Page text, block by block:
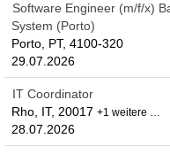
Software Engineer (m/f/x)
System (Porto)
Porto, PT, 4100-320
29.07.2026
IT Coordinator
Rho, IT, 20017 +1 weitere …
28.07.2026